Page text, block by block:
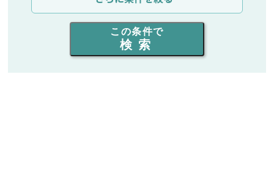
出力を選ぶ
同時通話人数を選ぶ
この条件で
検索